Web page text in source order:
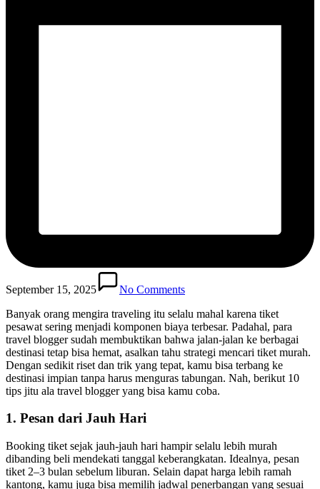
September 15, 2025
No Comments
Banyak orang mengira traveling itu selalu mahal karena tiket
pesawat sering menjadi komponen biaya terbesar. Padahal, para
travel blogger sudah membuktikan bahwa jalan-jalan ke berbagai
destinasi tetap bisa hemat, asalkan tahu strategi mencari tiket murah.
Dengan sedikit riset dan trik yang tepat, kamu bisa terbang ke
destinasi impian tanpa harus menguras tabungan. Nah, berikut 10
tips jitu ala travel blogger yang bisa kamu coba.
1. Pesan dari Jauh Hari
Booking tiket sejak jauh-jauh hari hampir selalu lebih murah
dibanding beli mendekati tanggal keberangkatan. Idealnya, pesan
tiket 2–3 bulan sebelum liburan. Selain dapat harga lebih ramah
kantong, kamu juga bisa memilih jadwal penerbangan yang sesuai